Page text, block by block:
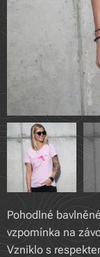
Pohodlné
vzpomínka na
Vzniklo s